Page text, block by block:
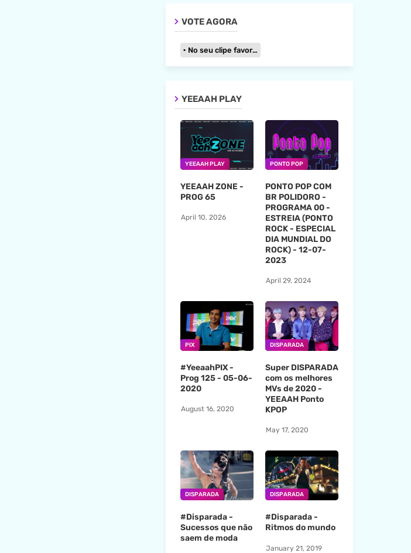
VOTE AGORA
No seu clipe favorito
YEEAAH PLAY
YEEAAH PLAY
YEEAAH ZONE -
PROG 65
April 10, 2026
PONTO POP
PONTO POP COM
BR POLIDORO -
PROGRAMA 00 -
ESTREIA (PONTO
ROCK - ESPECIAL
DIA MUNDIAL DO
ROCK) - 12-07-
2023
April 29, 2024
PIX
#YeeaahPIX -
Prog 125 - 05-06-
2020
August 16, 2020
DISPARADA
Super DISPARADA
com os melhores
MVs de 2020 -
YEEAAH Ponto
KPOP
May 17, 2020
DISPARADA
#Disparada -
Sucessos que não
saem de moda
DISPARADA
#Disparada -
Ritmos do mundo
January 21, 2019